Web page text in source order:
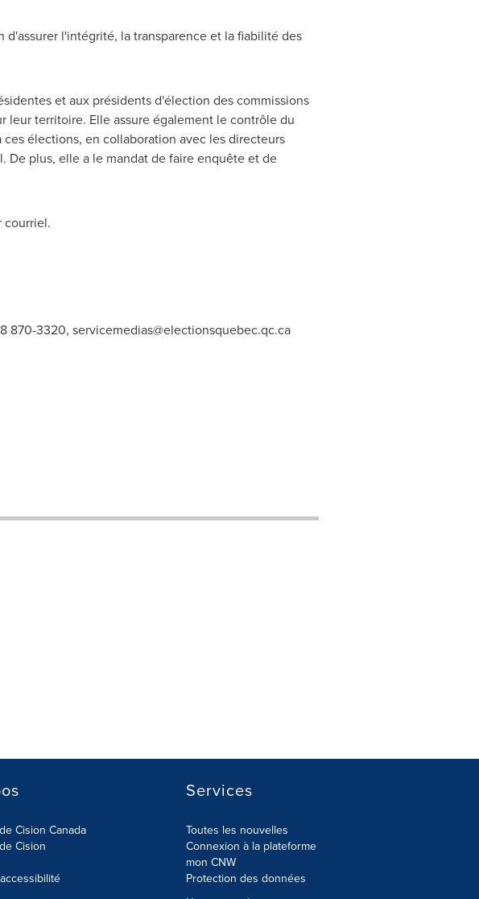
l'intégrité, la transparence et la fiabilité des
et aux présidents d'élection des commissions
leur territoire. Elle assure également le contrôle du
élections, en collaboration avec les directeurs
De plus, elle a le mandat de faire enquête et de
courriel.
870-3320, servicemedias@electionsquebec.qc.ca
Cision Canada
Cision
Services
Toutes les nouvelles
Connexion à la plateforme
mon CNW
Protection des données